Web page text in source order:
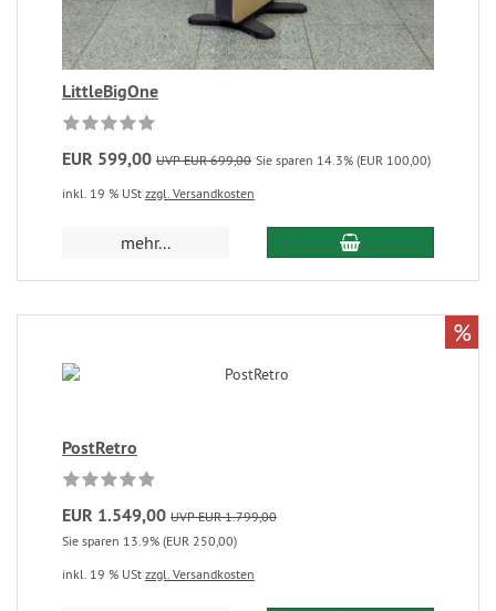
LittleBigOne
EUR 599,00 UVP EUR 699,00 Sie sparen 14.3% (EUR 100,00)
inkl. 19 % USt zzgl. Versandkosten
mehr...
PostRetro
EUR 1.549,00 UVP EUR 1.799,00
Sie sparen 13.9% (EUR 250,00)
inkl. 19 % USt zzgl. Versandkosten
%